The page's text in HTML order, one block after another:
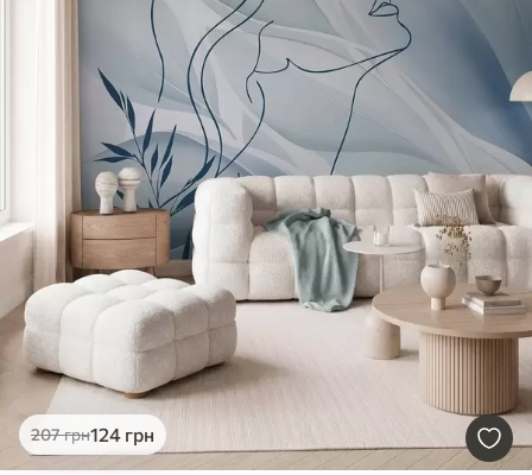
207грн124 грн